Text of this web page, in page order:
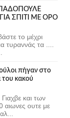
ΣΠΙΤΙ ΜΕ ΟΡΟ
το μέχρι
τυραννάς τα ....
πήγαν στο
κακού
και των
ουτε με